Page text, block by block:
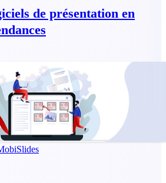
de présentation en